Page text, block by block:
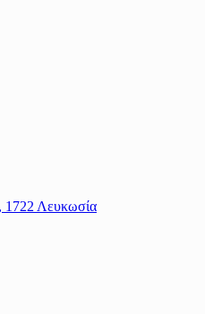
1722 Λευκωσία